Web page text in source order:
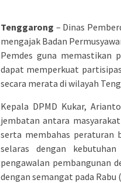
Tenggarong – Dinas
mengajak Badan
Pemdes guna memastikan
dapat memperkuat
secara merata di wilayah
Kepala DPMD Kukar,
jembatan antara
serta membahas peraturan
selaras dengan
pengawalan pembangunan
dengan semangat pada Rabu